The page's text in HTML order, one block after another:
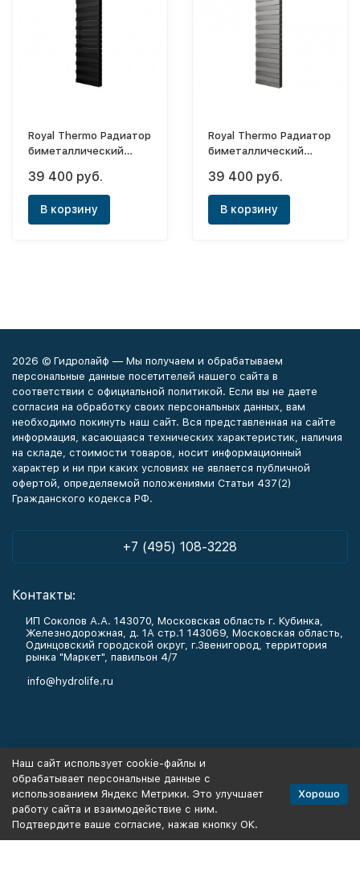
Royal Thermo Радиатор
биметаллический
Sable - 22 (нижнее)
39 400 руб.
В корзину
Royal Thermo Радиатор
биметаллический
Satin - 22 (нижнее)
39 400 руб.
В корзину
2026 © Гидролайф — Мы получаем и обрабатываем
персональные данные посетителей нашего сайта в
соответствии с официальной политикой. Если вы не даете
согласия на обработку своих персональных данных, вам
необходимо покинуть наш сайт. Вся представленная на сайте
информация, касающаяся технических характеристик, наличия
на складе, стоимости товаров, носит информационный
характер и ни при каких условиях не является публичной
офертой, определяемой положениями Статьи 437(2)
Гражданского кодекса РФ.
+7 (495) 108-3228
Контакты:
ИП Соколов А.А. 143070, Московская область г. Кубинка,
Железнодорожная, д. 1А стр.1 143069, Московская область,
Одинцовский городской округ, г.Звенигород, территория
рынка "Маркет", павильон 4/7
info@hydrolife.ru
Информация
Политика персональных данных
Наш сайт использует cookie-файлы и
обрабатывает персональные данные с
использованием Яндекс Метрики. Это улучшает
работу сайта и взаимодействие с ним.
Подтвердите ваше согласие, нажав кнопку ОК.
Хорошо